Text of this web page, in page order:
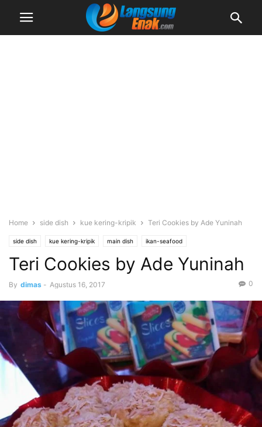
Home side dish kue kering-kripik Teri Cookies by Ade Yuninah
side dish kue kering-kripik main dish ikan-seafood
Teri Cookies by Ade Yuninah
By dimas - Agustus 16, 2017 0